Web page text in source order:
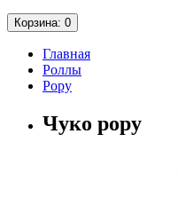
Корзина: 0
Главная
Роллы
Рору
Чуко рору